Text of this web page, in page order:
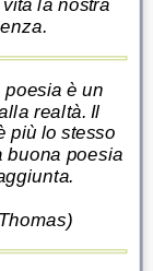
la nostra
è un
realtà. Il
più lo stesso
buona poesia